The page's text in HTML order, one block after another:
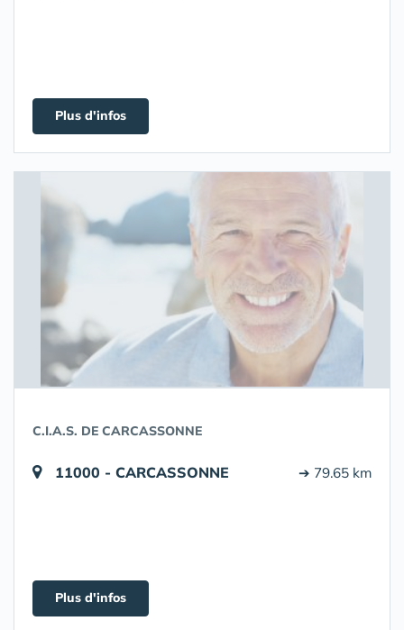
Plus d'infos
C.I.A.S. DE CARCASSONNE
11000 - CARCASSONNE ➔ 79.65 km
Plus d'infos